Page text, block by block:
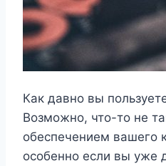
Как давно вы
Возможно, что-то не
обеспечением вашего
особенно если вы уже